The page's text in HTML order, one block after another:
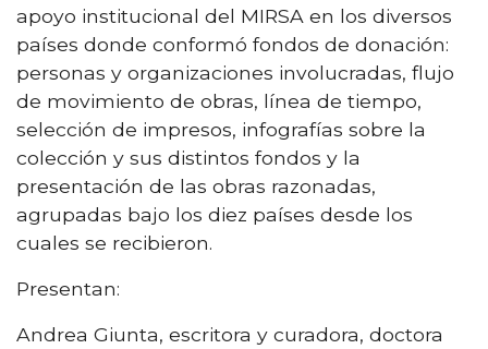
apoyo institucional del MIRSA en los diversos
países donde conformó fondos de donación:
personas y organizaciones involucradas, flujo
de movimiento de obras, línea de tiempo,
selección de impresos, infografías sobre la
colección y sus distintos fondos y la
presentación de las obras razonadas,
agrupadas bajo los diez países desde los
cuales se recibieron.
Presentan:
Andrea Giunta, escritora y curadora, doctora